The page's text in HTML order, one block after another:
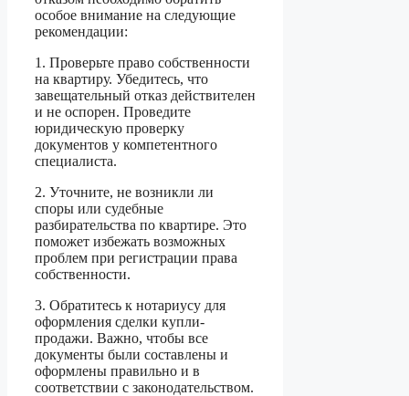
особое внимание на следующие
рекомендации:
1. Проверьте право собственности
на квартиру. Убедитесь, что
завещательный отказ действителен
и не оспорен. Проведите
юридическую проверку
документов у компетентного
специалиста.
2. Уточните, не возникли ли
споры или судебные
разбирательства по квартире. Это
поможет избежать возможных
проблем при регистрации права
собственности.
3. Обратитесь к нотариусу для
оформления сделки купли-
продажи. Важно, чтобы все
документы были составлены и
оформлены правильно и в
соответствии с законодательством.